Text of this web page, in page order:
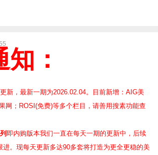
：
新，最新一期为2026.02.04。目前新增：AIG美
网；ROSI(免费)等多个栏目，请善用搜素功能查
即内购版本我们一直在每天一期的更新中，后续
进。现每天更新多达90多套将打造为更全更稳的美